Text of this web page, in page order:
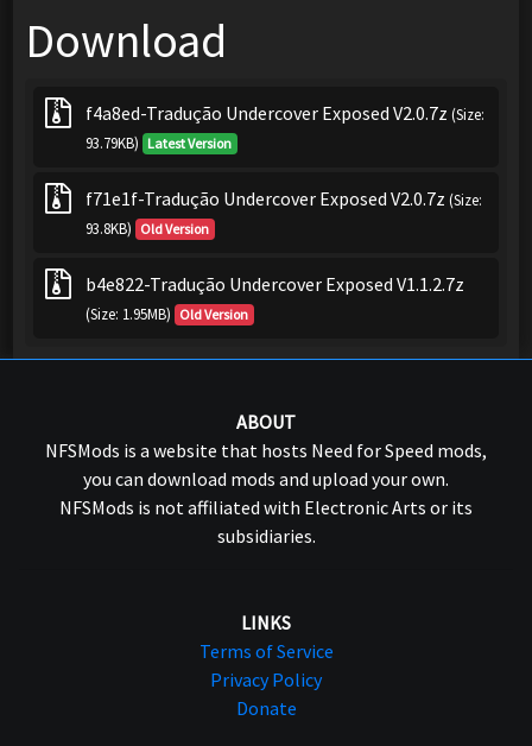
Download
f4a8ed-Tradução Undercover Exposed V2.0.7z (Size:
93.79KB) Latest Version
f71e1f-Tradução Undercover Exposed V2.0.7z (Size:
93.8KB) Old Version
b4e822-Tradução Undercover Exposed V1.1.2.7z
(Size: 1.95MB) Old Version
ABOUT
NFSMods is a website that hosts Need for Speed mods,
you can download mods and upload your own.
NFSMods is not affiliated with Electronic Arts or its
subsidiaries.
LINKS
Terms of Service
Privacy Policy
Donate